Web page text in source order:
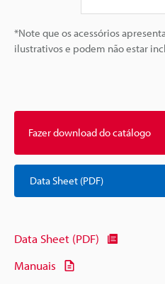
*Note que os acessórios
ilustrativos e podem não estar
Fazer download do catálogo
Data Sheet (PDF)
Data Sheet (PDF)
Manuais